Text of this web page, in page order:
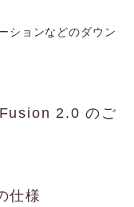
ションなどのダウン
2.0 のご
仕様